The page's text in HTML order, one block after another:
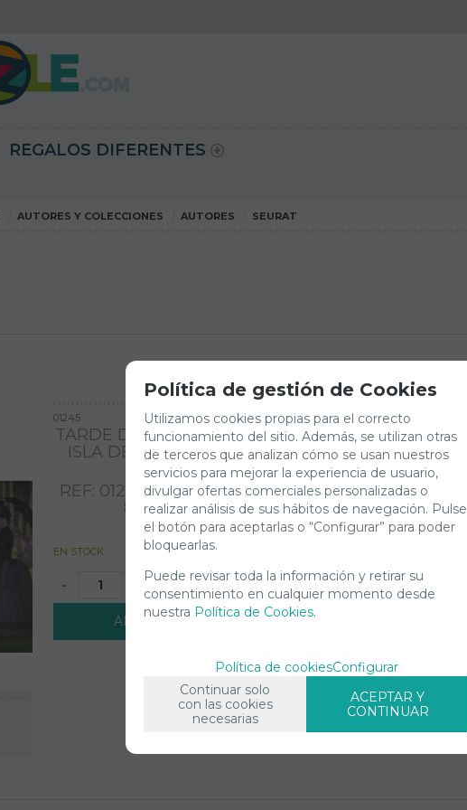
REGALOS DIFERENTES
AUTORES Y COLECCIONES AUTORES SEURAT
01245
TARDE DE DOMINGO EN LA
ISLA DE LA GRAN JATTE-
SEURAT
REF: 01245. 1500 PZAS. DIM:
80 X 60 CM
EN STOCK
-
AÑADIR A CESTA
Política de gestión de Cookies
Utilizamos cookies propias para el correcto
funcionamiento del sitio. Además, se utilizan otras
de terceros que analizan cómo se usan nuestros
servicios para mejorar la experiencia de usuario,
divulgar ofertas comerciales personalizadas o
realizar análisis de sus hábitos de navegación. Pulse
el botón para aceptarlas o “Configurar” para poder
bloquearlas.
Puede revisar toda la información y retirar su
consentimiento en cualquier momento desde
nuestra Política de Cookies.
Política de cookiesConfigurar
Continuar solo
con las cookies
necesarias
ACEPTAR Y
CONTINUAR